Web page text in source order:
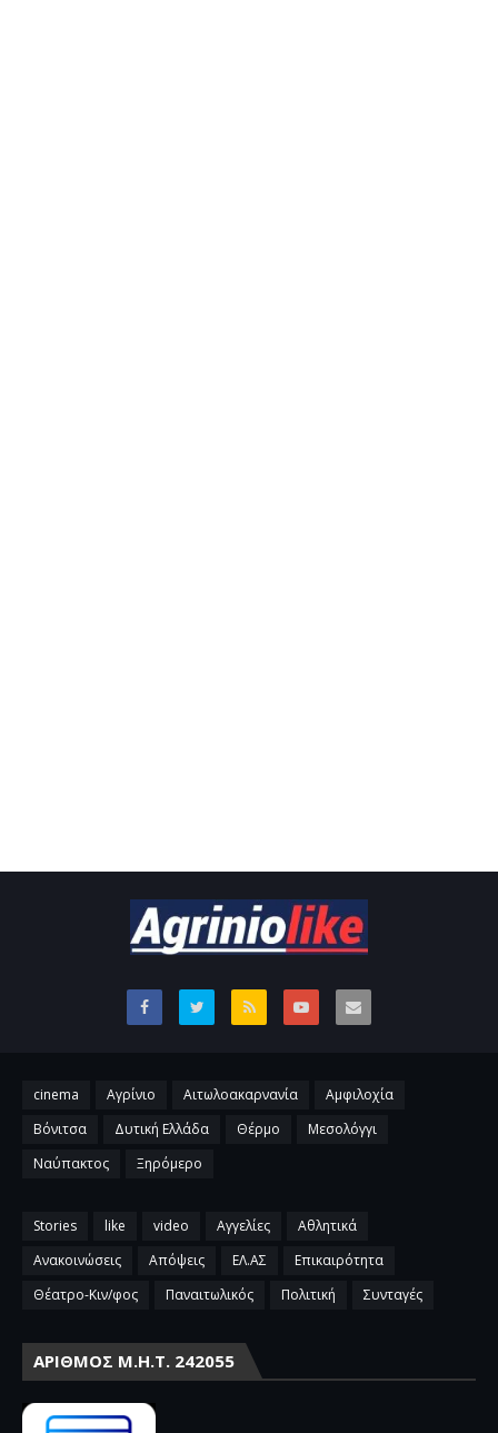
cinema Αγρίνιο Αιτωλοακαρνανία
Αμφιλοχία
Βόνιτσα
Δυτική Ελλάδα Θέρμο
Μεσολόγγι
Ναύπακτος
Ξηρόμερο
Stories like video Αγγελίες
Αθλητικά
Ανακοινώσεις
Απόψεις ΕΛ.ΑΣ
Επικαιρότητα
Θέατρο-Κιν/φος
Παναιτωλικός Πολιτική Συνταγές
ΑΡΙΘΜΌΣ Μ.Η.Τ. 242055